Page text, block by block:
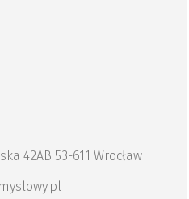
42AB 53-611 Wrocław